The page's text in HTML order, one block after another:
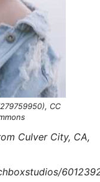
CC
Culver City, CA,